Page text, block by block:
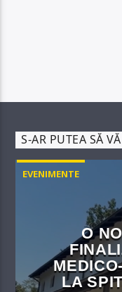
S-AR PUTEA SĂ
EVENIMENTE
O
LA